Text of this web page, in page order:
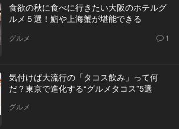
食欲の秋に食べに行きたい大阪のホテルグ
ルメ５選！鮨や上海蟹が堪能できる
グルメ 1
気付けば大流行の「タコス飲み」って何
だ？東京で進化する“グルメタコス”5選
グルメ